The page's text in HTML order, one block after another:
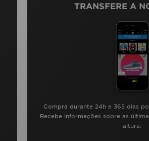
TRANSFERE A
Compra durante 24h e 365 dias
Recebe informações sobre as
altura.